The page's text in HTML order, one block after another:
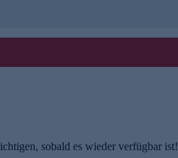
sobald es wieder verfügbar ist!